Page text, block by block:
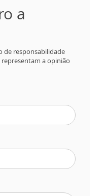
a
de responsabilidade
a opinião